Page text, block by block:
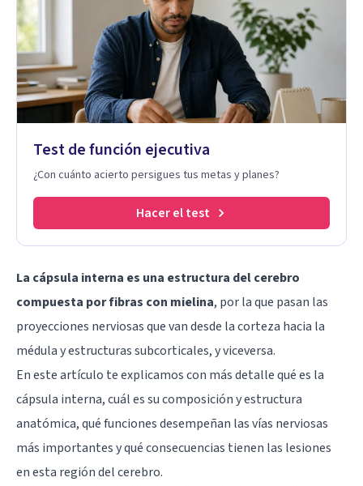
Test de función ejecutiva
¿Con cuánto acierto persigues tus metas y planes?
Hacer el test
La cápsula interna es una estructura del cerebro
compuesta por fibras con mielina, por la que pasan las
proyecciones nerviosas que van desde la corteza hacia la
médula y estructuras subcorticales, y viceversa.
En este artículo te explicamos con más detalle qué es la
cápsula interna, cuál es su composición y estructura
anatómica, qué funciones desempeñan las vías nerviosas
más importantes y qué consecuencias tienen las lesiones
en esta región del cerebro.